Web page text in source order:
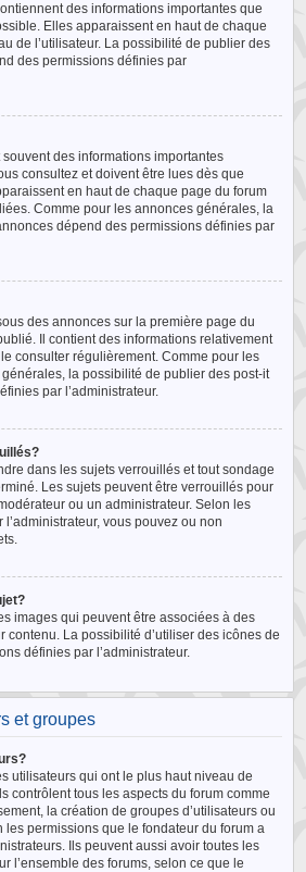
des informations importantes que
Elles apparaissent en haut de chaque
de l’utilisateur. La possibilité de publier des
des permissions définies par
des informations importantes
consultez et doivent être lues dès que
en haut de chaque page du forum
Comme pour les annonces générales, la
dépend des permissions définies par
des annonces sur la première page du
Il contient des informations relativement
consulter régulièrement. Comme pour les
la possibilité de publier des post-it
par l’administrateur.
dans les sujets verrouillés et tout sondage
Les sujets peuvent être verrouillés pour
ou un administrateur. Selon les
vous pouvez ou non
images qui peuvent être associées à des
contenu. La possibilité d’utiliser des icônes de
définies par l’administrateur.
et groupes
utilisateurs qui ont le plus haut niveau de
contrôlent tous les aspects du forum comme
la création de groupes d’utilisateurs ou
les permissions que le fondateur du forum a
Ils peuvent aussi avoir toutes les
l’ensemble des forums, selon ce que le